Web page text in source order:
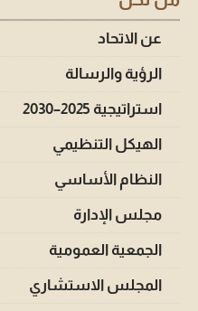
عن الاتحاد
الرؤية والرسالة
استراتيجية 2025–2030
الهيكل التنظيمي
النظام الأساسي
مجلس الإدارة
الجمعية العمومية
المجلس الاستشاري